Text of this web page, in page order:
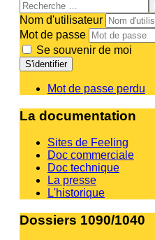
Nom d'utilisateur
Mot de passe
Se souvenir de moi
S'identifier
Mot de passe perdu
La documentation
Sites de Feeling
Doc commerciale
Doc technique
La presse
L'historique
Dossiers 1090/1040